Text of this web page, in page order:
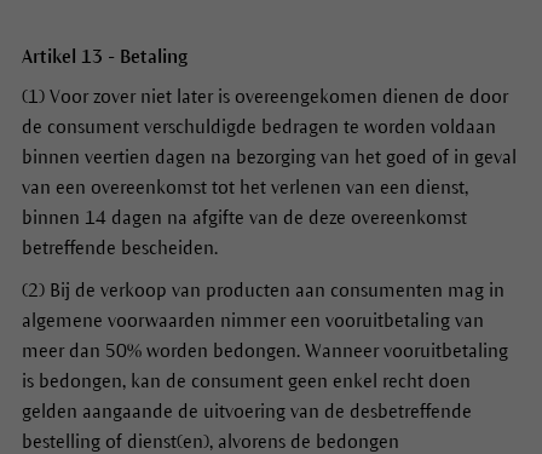
Artikel 13 - Betaling
(1) Voor zover niet later is overeengekomen dienen de door
de consument verschuldigde bedragen te worden voldaan
binnen veertien dagen na bezorging van het goed of in geval
van een overeenkomst tot het verlenen van een dienst,
binnen 14 dagen na afgifte van de deze overeenkomst
betreffende bescheiden.
(2) Bij de verkoop van producten aan consumenten mag in
algemene voorwaarden nimmer een vooruitbetaling van
meer dan 50% worden bedongen. Wanneer vooruitbetaling
is bedongen, kan de consument geen enkel recht doen
gelden aangaande de uitvoering van de desbetreffende
bestelling of dienst(en), alvorens de bedongen